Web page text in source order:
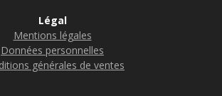
Légal
Mentions légales
Données personnelles
générales de ventes